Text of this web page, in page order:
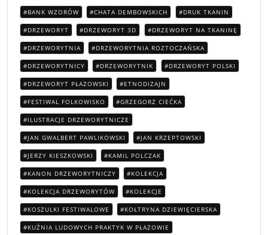
BANK WZORÓW CHATA DEMBOWSKICH DRUK TKANIN
DRZEWORYT DRZEWORYT 3D DRZEWORYT NA TKANINĘ
DRZEWORYTNIA DRZEWORYTNIA ROZTOCZAŃSKA
DRZEWORYTNICY DRZEWORYTNIK DRZEWORYT POLSKI
DRZEWORYT PŁAZOWSKI ETNODIZAJN
FESTIWAL FOLKOWISKO GRZEGORZ CIEĆKA
ILUSTRACJE DRZEWORYTNICZE
JAN GWALBERT PAWLIKOWSKI JAN KRZEPTOWSKI
JERZY KIESZKOWSKI KAMIL POLCZAK
KANON DRZEWORYTNICZY KOLEKCJA
KOLEKCJA DRZEWORYTÓW KOLEKCJE
KOSZULKI FESTIWALOWE KOŁTRYNA DZIEWIĘCIERSKA
KUŹNIA LUDOWYCH PRAKTYK W PŁAZOWIE